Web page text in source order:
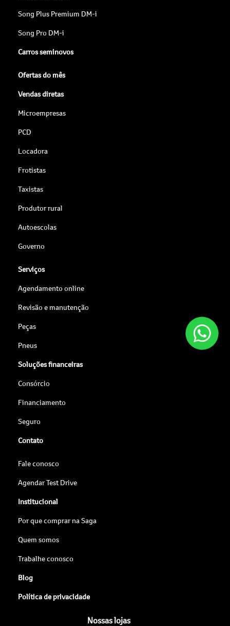
Song Plus Premium DM-i
Song Pro DM-i
Carros seminovos
Ofertas do mês
Vendas diretas
Microempresas
PCD
Locadora
Frotistas
Taxistas
Produtor rural
Autoescolas
Governo
Serviços
Agendamento online
Revisão e manutenção
Peças
Pneus
Soluções financeiras
Consórcio
Financiamento
Seguro
Contato
Fale conosco
Agendar Test Drive
Institucional
Por que comprar na Saga
Quem somos
Trabalhe conosco
Blog
Política de privacidade
Nossas lojas